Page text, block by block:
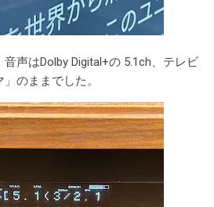
声はDolby Digital+の 5.1ch、テレビ
のままでした。